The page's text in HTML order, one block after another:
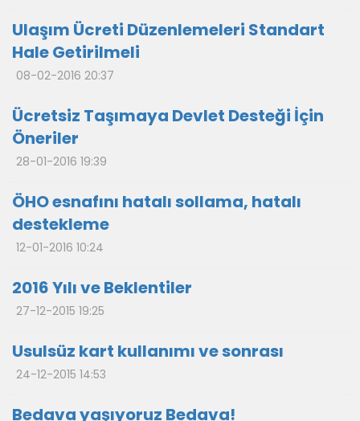
Ulaşım Ücreti Düzenlemeleri Standart
Hale Getirilmeli
08-02-2016 20:37
Ücretsiz Taşımaya Devlet Desteği İçin
Öneriler
28-01-2016 19:39
ÖHO esnafını hatalı sollama, hatalı
destekleme
12-01-2016 10:24
2016 Yılı ve Beklentiler
27-12-2015 19:25
Usulsüz kart kullanımı ve sonrası
24-12-2015 14:53
Bedava yaşıyoruz Bedava!